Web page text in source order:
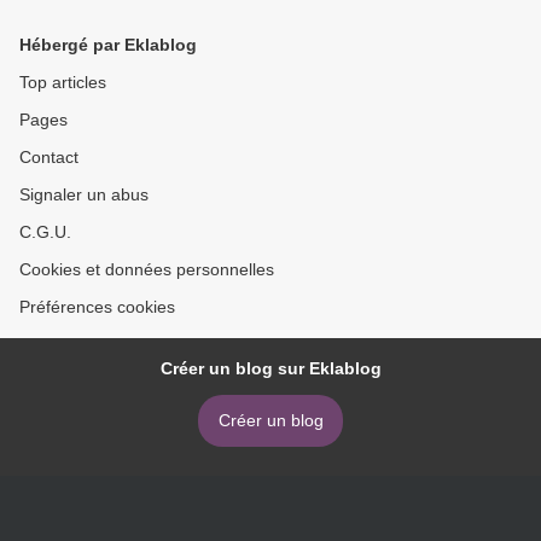
Hébergé par Eklablog
Top articles
Pages
Contact
Signaler un abus
C.G.U.
Cookies et données personnelles
Préférences cookies
Créer un blog sur Eklablog
Créer un blog